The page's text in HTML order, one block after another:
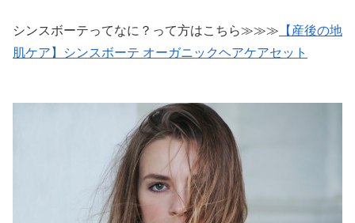
シンスボーテってなに？って方はこちら≫≫≫ 【産後の地
肌ケア】シンスボーテ オーガニックヘアケアセット